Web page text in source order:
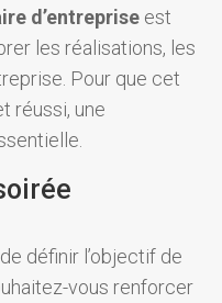
d’entreprise est
les réalisations, les
Pour que cet
réussi, une
définir l’objectif de
vous renforcer